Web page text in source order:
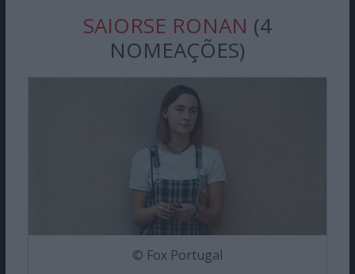
SAIORSE RONAN (4
NOMEAÇÕES)
© Fox Portugal